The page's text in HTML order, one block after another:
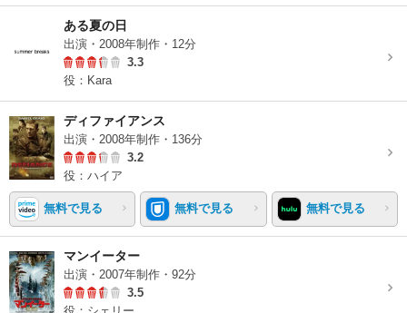
ある夏の日
出演・2008年制作・12分
3.3
役：Kara
ディファイアンス
出演・2008年制作・136分
3.2
役：ハイア
無料で見る 無料で見る 無料で見る
マンイーター
出演・2007年制作・92分
3.5